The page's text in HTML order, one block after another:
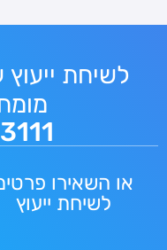
לשיחת
או השאירו
לשיחת ייעוץ